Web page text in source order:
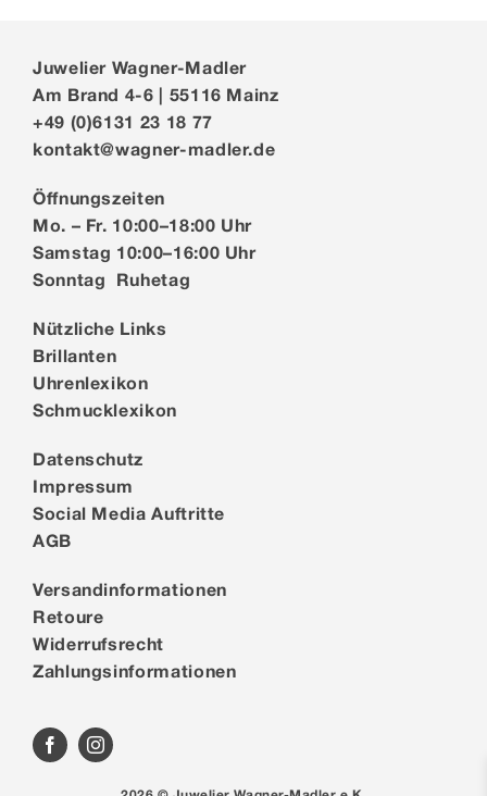
Juwelier Wagner-Madler
Am Brand 4-6 | 55116 Mainz
+49 (0)6131 23 18 77
kontakt@wagner-madler.de
Öffnungszeiten
Mo. – Fr. 10:00–18:00 Uhr
Samstag 10:00–16:00 Uhr
Sonntag Ruhetag
Nützliche Links
Brillanten
Uhrenlexikon
Schmucklexikon
Datenschutz
Impressum
Social Media Auftritte
AGB
Versandinformationen
Retoure
Widerrufsrecht
Zahlungsinformationen